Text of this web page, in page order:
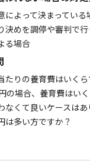
によって決まっている
決めを調停や審判で
る場合
たりの養育費はいくら
の場合、養育費はい
なくて良いケースはあ
は多い方ですか？